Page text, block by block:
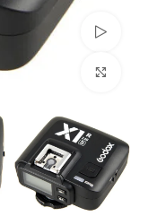
Watch video
Click to enlarge